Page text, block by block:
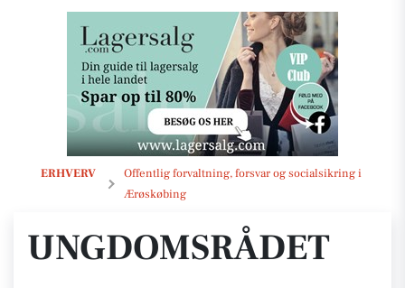
ERHVERV
Offentlig forvaltning, forsvar og socialsikring i
Ærøskøbing
Ungdomsrådet
UNGDOMSRÅDET